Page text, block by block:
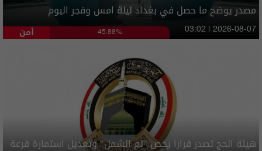
مصدر يوضح ما حصل في بغداد ليلة امس وفجر اليوم
أمن 45.88% 03:02 | 2026-08-07
هيئة الحج تصدر قرارا يخص "لم الشمل" وتعديل استمارة قرعة